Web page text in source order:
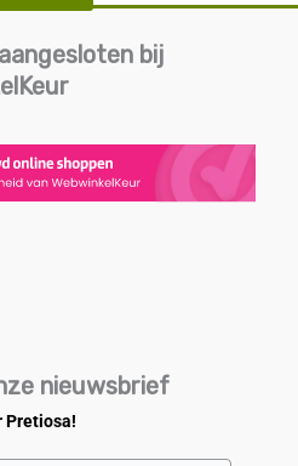
bij
nieuwsbrief
Pretiosa!